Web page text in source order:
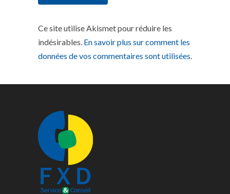
Ce site utilise Akismet pour réduire les
indésirables. En savoir plus sur comment les
données de vos commentaires sont utilisées.